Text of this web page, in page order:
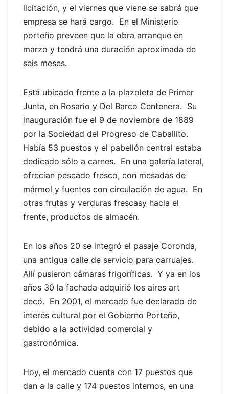
licitación, y el viernes que viene se sabrá que
empresa se hará cargo. En el Ministerio
porteño preveen que la obra arranque en
marzo y tendrá una duración aproximada de
seis meses.
Está ubicado frente a la plazoleta de Primer
Junta, en Rosario y Del Barco Centenera. Su
inauguración fue el 9 de noviembre de 1889
por la Sociedad del Progreso de Caballito.
Había 53 puestos y el pabellón central estaba
dedicado sólo a carnes. En una galería lateral,
ofrecían pescado fresco, con mesadas de
mármol y fuentes con circulación de agua. En
otras frutas y verduras frescasy hacia el
frente, productos de almacén.
En los años 20 se integró el pasaje Coronda,
una antigua calle de servicio para carruajes.
Allí pusieron cámaras frigoríficas. Y ya en los
años 30 la fachada adquirió los aires art
decó. En 2001, el mercado fue declarado de
interés cultural por el Gobierno Porteño,
debido a la actividad comercial y
gastronómica.
Hoy, el mercado cuenta con 17 puestos que
dan a la calle y 174 puestos internos, en una